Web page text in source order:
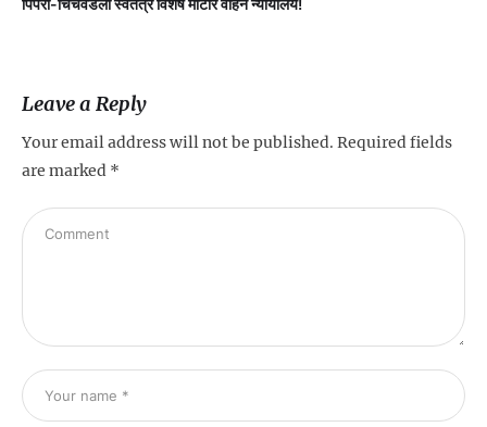
पिंपरी-चिंचवडला स्वतंत्र विशेष मोटार वाहन न्यायालय!
Leave a Reply
Your email address will not be published. Required fields
are marked *